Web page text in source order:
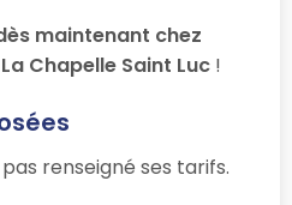
maintenant chez
Chapelle Saint Luc !
renseigné ses tarifs.